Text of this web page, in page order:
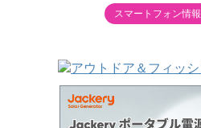
スマートフォン情報